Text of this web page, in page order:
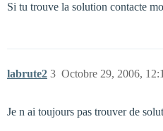
Si tu trouve la solution contacte
labrute2 Octobre 29, 2006,
3
Je n ai toujours pas trouver de